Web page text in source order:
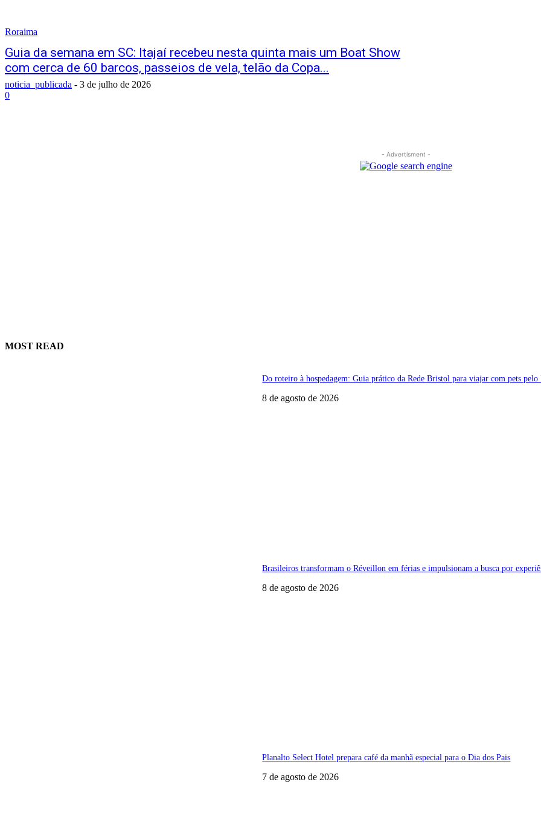
Roraima
Guia da semana em SC: Itajaí recebeu nesta quinta mais um Boat Show
com cerca de 60 barcos, passeios de vela, telão da Copa...
noticia_publicada - 3 de julho de 2026
0
- Advertisment -
MOST READ
Do roteiro à hospedagem: Guia prático da Rede Bristol para viajar com pets pelo
8 de agosto de 2026
Brasileiros transformam o Réveillon em férias e impulsionam a busca por
8 de agosto de 2026
Planalto Select Hotel prepara café da manhã especial para o Dia dos Pais
7 de agosto de 2026